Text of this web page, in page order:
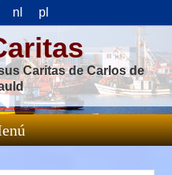
nl pl
Caritas de Carlos de